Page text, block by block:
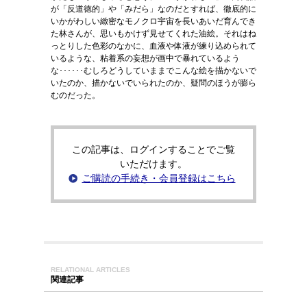
が「反道徳的」や「みだら」なのだとすれば、徹底的に
いかがわしい緻密なモノクロ宇宙を長いあいだ育んでき
た林さんが、思いもかけず見せてくれた油絵。それはね
っとりした色彩のなかに、血液や体液が練り込められて
いるような、粘着系の妄想が画中で暴れているよう
な･･････むしろどうしていままでこんな絵を描かないで
いたのか、描かないでいられたのか、疑問のほうが膨ら
むのだった。
この記事は、ログインすることでご覧
いただけます。
ご購読の手続き・会員登録はこちら
RELATIONAL ARTICLES
関連記事